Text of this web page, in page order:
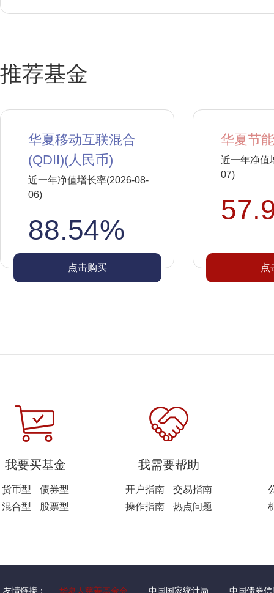
推荐基金
华夏移动互联混合
(QDII)(人民币)
近一年净值增长率(2026-08-
06)
88.54%
点击购买
华夏节
近一年净值
07)
点
我要买基金
货币型
债券型
混合型
股票型
我需要帮助
开户指南
交易指南
操作指南
热点问题
友情链接： 华夏人慈善基金会 中国国家统计局 中国债券信